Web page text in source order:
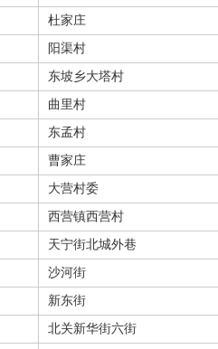
杜家庄
阳渠村
东坡乡大塔村
曲里村
东孟村
曹家庄
大营村委
西营镇西营村
天宁街北城外巷
沙河街
新东街
北关新华街六街